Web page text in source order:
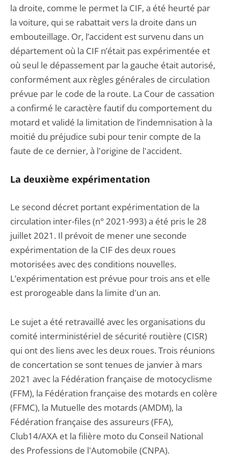
la droite, comme le permet la CIF, a été heurté par
la voiture, qui se rabattait vers la droite dans un
embouteillage. Or, l’accident est survenu dans un
département où la CIF n’était pas expérimentée et
où seul le dépassement par la gauche était autorisé,
conformément aux règles générales de circulation
prévue par le code de la route. La Cour de cassation
a confirmé le caractère fautif du comportement du
motard et validé la limitation de l’indemnisation à la
moitié du préjudice subi pour tenir compte de la
faute de ce dernier, à l'origine de l'accident.
La deuxième expérimentation
Le second décret portant expérimentation de la
circulation inter-files (n° 2021-993) a été pris le 28
juillet 2021. Il prévoit de mener une seconde
expérimentation de la CIF des deux roues
motorisées avec des conditions nouvelles.
L’expérimentation est prévue pour trois ans et elle
est prorogeable dans la limite d'un an.
Le sujet a été retravaillé avec les organisations du
comité interministériel de sécurité routière (CISR)
qui ont des liens avec les deux roues. Trois réunions
de concertation se sont tenues de janvier à mars
2021 avec la Fédération française de motocyclisme
(FFM), la Fédération française des motards en colère
(FFMC), la Mutuelle des motards (AMDM), la
Fédération française des assureurs (FFA),
Club14/AXA et la filière moto du Conseil National
des Professions de l'Automobile (CNPA).